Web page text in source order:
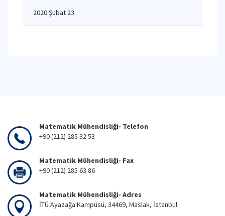
2020 Şubat 23
Matematik Mühendisliği- Telefon
+90 (212) 285 32 53
Matematik Mühendisliği- Fax
+90 (212) 285 63 86
Matematik Mühendisliği- Adres
İTÜ Ayazağa Kampüsü, 34469, Maslak, İstanbul